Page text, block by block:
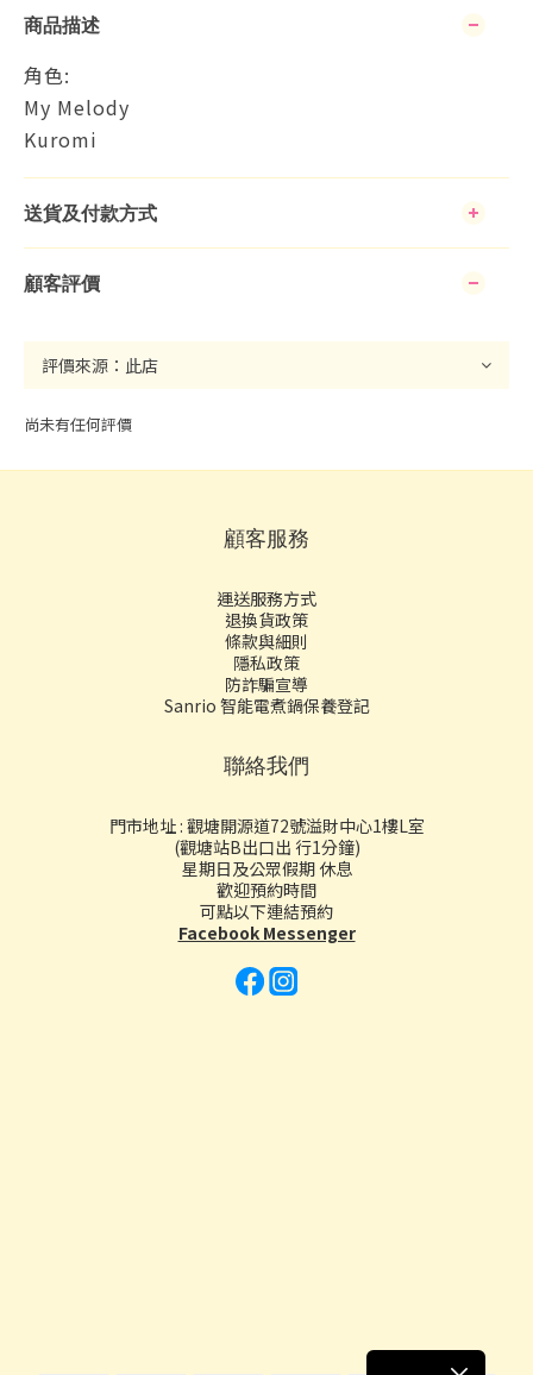
商品描述
角色:
My Melody
Kuromi
送貨及付款方式
顧客評價
尚未有任何評價
顧客服務
運送服務方式
退換貨政策
條款與細則
隱私政策
防詐騙宣導
Sanrio 智能電煮鍋保養登記
聯絡我們
門市地址 : 觀塘開源道72號溢財中心1樓L室
(觀塘站B出口出 行1分鐘)
星期日及公眾假期 休息
歡迎預約時間
可點以下連結預約
Facebook Messenger